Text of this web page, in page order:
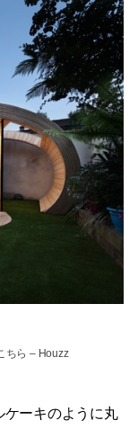
ちら – Houzz
ケーキのように丸